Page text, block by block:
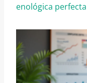
enológica perfecta